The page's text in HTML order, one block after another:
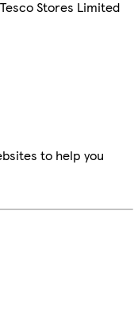
Stores Limited
to help you